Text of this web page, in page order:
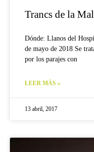
Trancs de la
Dónde: Llanos del
de mayo de 2018 Se
por los parajes con
LEER MÁS »
13 abril, 2017